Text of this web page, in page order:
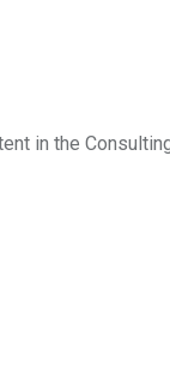
in the